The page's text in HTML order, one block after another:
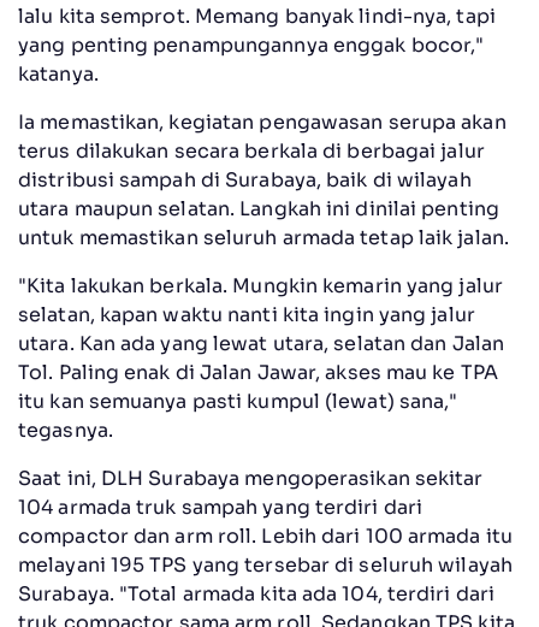
lalu kita semprot. Memang banyak lindi-nya, tapi
yang penting penampungannya enggak bocor,"
katanya.
Ia memastikan, kegiatan pengawasan serupa akan
terus dilakukan secara berkala di berbagai jalur
distribusi sampah di Surabaya, baik di wilayah
utara maupun selatan. Langkah ini dinilai penting
untuk memastikan seluruh armada tetap laik jalan.
"Kita lakukan berkala. Mungkin kemarin yang jalur
selatan, kapan waktu nanti kita ingin yang jalur
utara. Kan ada yang lewat utara, selatan dan Jalan
Tol. Paling enak di Jalan Jawar, akses mau ke TPA
itu kan semuanya pasti kumpul (lewat) sana,"
tegasnya.
Saat ini, DLH Surabaya mengoperasikan sekitar
104 armada truk sampah yang terdiri dari
compactor dan arm roll. Lebih dari 100 armada itu
melayani 195 TPS yang tersebar di seluruh wilayah
Surabaya. "Total armada kita ada 104, terdiri dari